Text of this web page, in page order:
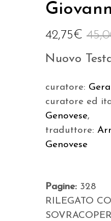
42,75€
Nuovo
curatore:
curatore ed
Genovese,
traduttore:
Genovese
Pagine: 328
RILEGATO